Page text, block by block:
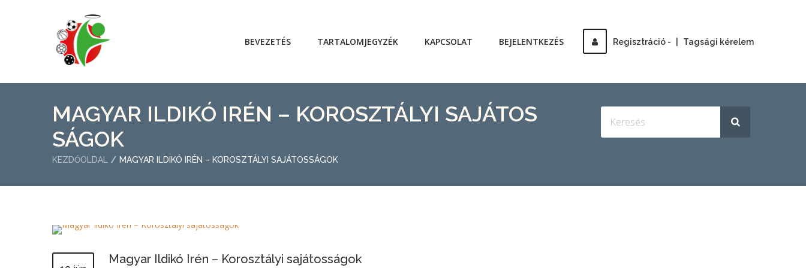
Regisztráció - Tagsági kérelem
BEVEZETÉS TARTALOMJEGYZÉK KAPCSOLAT BEJELENTKEZÉS
MAGYAR ILDIKÓ IRÉN – KOROSZTÁLYI SAJÁTOS
SÁGOK
KEZDŐOLDAL MAGYAR ILDIKÓ IRÉN – KOROSZTÁLYI SAJÁTOSSÁGOK
Magyar Ildikó Irén – Korosztályi sajátosságok